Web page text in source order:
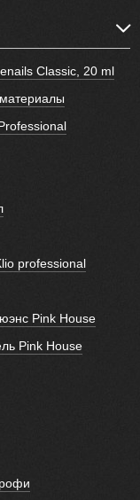
Classic, 20 ml
professional
Pink House
Pink House